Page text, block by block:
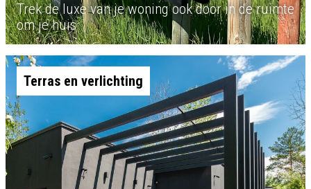
Trek de luxe van je woning ook door in de ruimte
om je huis
Terras en verlichting